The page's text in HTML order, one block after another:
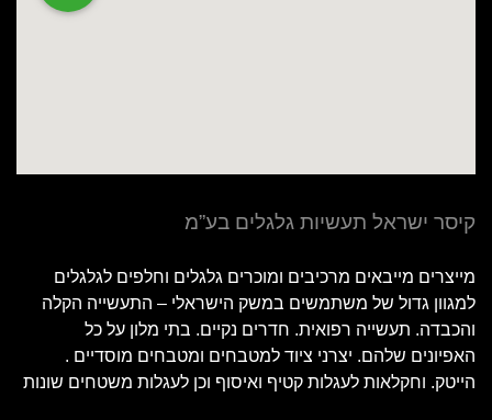
קיסר ישראל תעשיות גלגלים בע”מ
מייצרים מייבאים מרכיבים ומוכרים גלגלים וחלפים לגלגלים
למגוון גדול של משתמשים במשק הישראלי – התעשייה הקלה
והכבדה. תעשייה רפואית. חדרים נקיים. בתי מלון על כל
האפיונים שלהם. יצרני ציוד למטבחים ומטבחים מוסדיים .
הייטק. וחקלאות לעגלות קטיף ואיסוף וכן לעגלות משטחים שונות